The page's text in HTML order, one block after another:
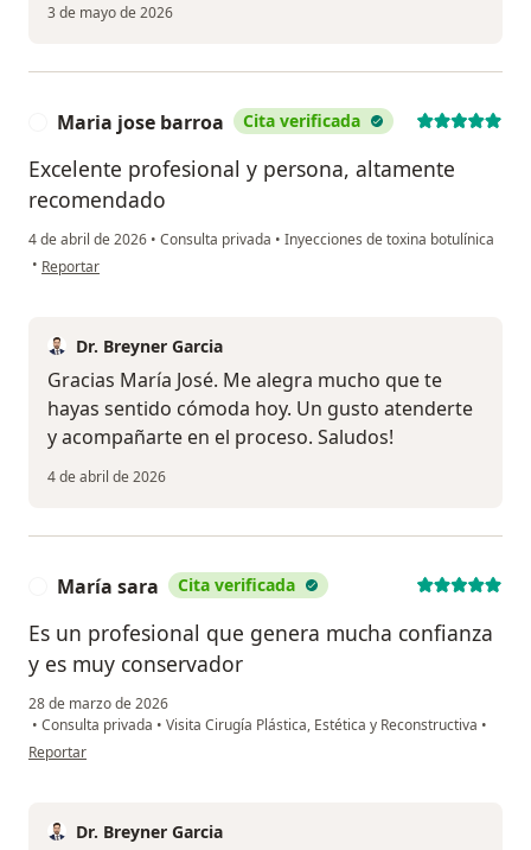
3 de mayo de 2026
Maria jose barroa Cita verificada
Excelente profesional y persona, altamente
recomendado
4 de abril de 2026 • Consulta privada • Inyecciones de toxina botulínica
• en opinión del usuario Maria jose barroa
Reportar
Dr. Breyner Garcia
Gracias María José. Me alegra mucho que te
hayas sentido cómoda hoy. Un gusto atenderte
y acompañarte en el proceso. Saludos!
4 de abril de 2026
María sara Cita verificada
Es un profesional que genera mucha confianza
y es muy conservador
28 de marzo de 2026
• Consulta privada • Visita Cirugía Plástica, Estética y Reconstructiva •
en opinión del usuario María sara
Reportar
Dr. Breyner Garcia